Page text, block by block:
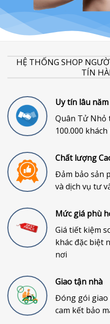
HỆ THỐNG SHOP
TÍN
Uy tín lâu năm
Quân Tử Nhỏ
100.000
Chất lượng
Đảm bảo sản
và dịch vụ tư
Mức giá phù
Giá tiết kiệm
khác đặc biệt
nơi
Giao tận nhà
Đóng gói giao
cam kết bảo